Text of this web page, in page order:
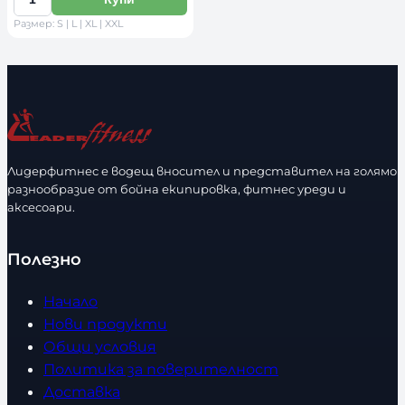
е
р
з
м
е
р
К
о
е
с
т
в
о
Размер: S | L | XL | XXL
Лидерфитнес е водещ вносител и представител на голямо
разнообразие от бойна екипировка, фитнес уреди и
аксесоари.
Полезно
Начало
Нови продукти
Общи условия
Политика за поверителност
Доставка